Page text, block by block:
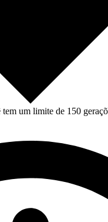
um limite de 150